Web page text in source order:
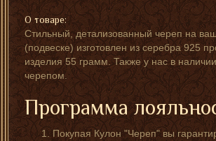
О товаре:
Стильный, детализованный череп на
(подвеске) изготовлен из серебра 925
изделия 55 грамм. Также у нас в
черепом.
Программа
Покупая Кулон "Череп" вы